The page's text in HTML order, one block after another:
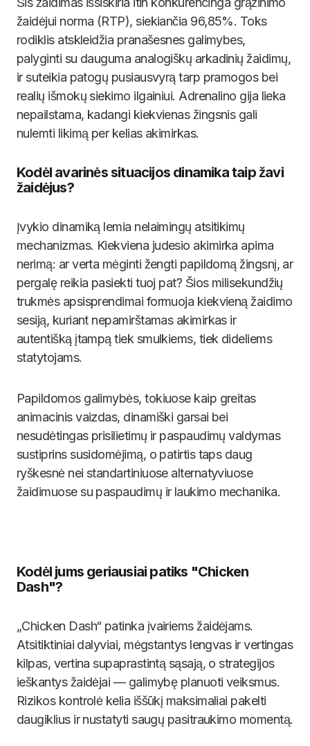
žaidėjui norma (RTP), siekiančia 96,85%. Toks
rodiklis atskleidžia pranašesnes galimybes,
palyginti su dauguma analogiškų arkadinių žaidimų,
ir suteikia patogų pusiausvyrą tarp pramogos bei
realių išmokų siekimo ilgainiui. Adrenalino gija lieka
nepailstama, kadangi kiekvienas žingsnis gali
nulemti likimą per kelias akimirkas.
Kodėl avarinės situacijos dinamika taip žavi
žaidėjus?
Įvykio dinamiką lemia nelaimingų atsitikimų
mechanizmas. Kiekviena judesio akimirka apima
nerimą: ar verta mėginti žengti papildomą žingsnį, ar
pergalę reikia pasiekti tuoj pat? Šios milisekundžių
trukmės apsisprendimai formuoja kiekvieną žaidimo
sesiją, kuriant nepamirštamas akimirkas ir
autentišką įtampą tiek smulkiems, tiek dideliems
statytojams.
Papildomos galimybės, tokiuose kaip greitas
animacinis vaizdas, dinamiški garsai bei
nesudėtingas prisilietimų ir paspaudimų valdymas
sustiprins susidomėjimą, o patirtis taps daug
ryškesnė nei standartiniuose alternatyviuose
žaidimuose su paspaudimų ir laukimo mechanika.
Kodėl jums geriausiai patiks "Chicken
Dash"?
„Chicken Dash“ patinka įvairiems žaidėjams.
Atsitiktiniai dalyviai, mėgstantys lengvas ir vertingas
kilpas, vertina supaprastintą sąsają, o strategijos
ieškantys žaidėjai — galimybę planuoti veiksmus.
Rizikos kontrolė kelia iššūkį maksimaliai pakelti
daugiklius ir nustatyti saugų pasitraukimo momentą.